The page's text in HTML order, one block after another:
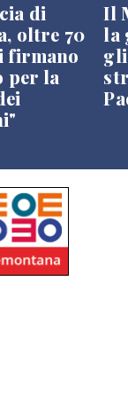
di
oltre 70
firmano
per la
Il
la